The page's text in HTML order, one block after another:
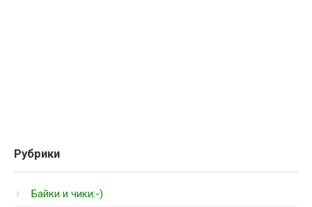
Рубрики
Байки и чики:-)